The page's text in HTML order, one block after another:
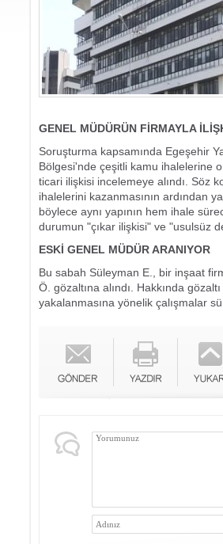
GENEL MÜDÜRÜN FİRMAYLA
Soruşturma kapsamında Egeşehir
Bölgesi'nde çeşitli kamu ihalelerine
ticari ilişkisi incelemeye alındı. Söz
ihalelerini kazanmasının ardından
böylece aynı yapının hem ihale
durumun "çıkar ilişkisi" ve "usulsüz
ESKİ GENEL MÜDÜR ARANIYOR
Bu sabah Süleyman E., bir inşaat
Ö. gözaltına alındı. Hakkında
yakalanmasına yönelik çalışmalar